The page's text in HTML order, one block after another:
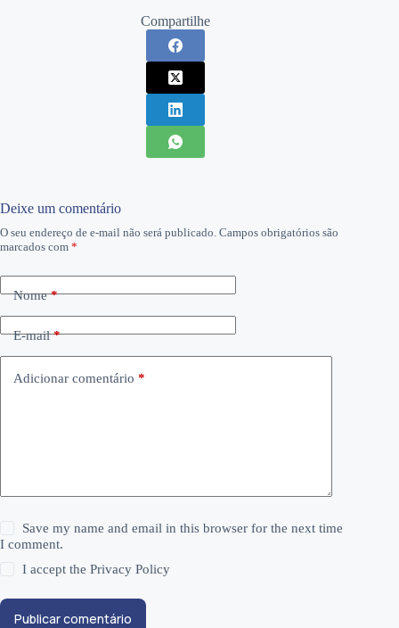
Compartilhe
Deixe um comentário
O seu endereço de e-mail não será publicado. Campos obrigatórios são
marcados com *
Nome*
E-mail*
Adicionar comentário *
Save my name and email in this browser for the next time
I comment.
I accept thePrivacy Policy
Publicar comentário